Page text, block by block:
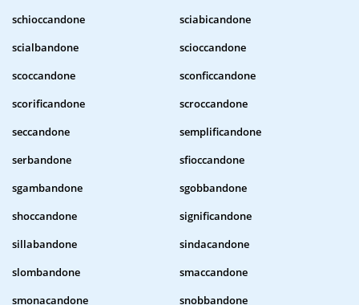
schioccandone
sciabicandone
scialbandone
scioccandone
scoccandone
sconficcandone
scorificandone
scroccandone
seccandone
semplificandone
serbandone
sfioccandone
sgambandone
sgobbandone
shoccandone
significandone
sillabandone
sindacandone
slombandone
smaccandone
smonacandone
snobbandone